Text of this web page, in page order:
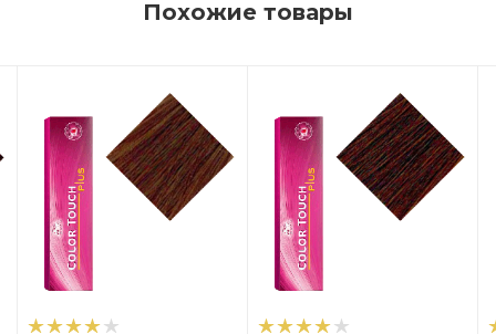
Похожие товары